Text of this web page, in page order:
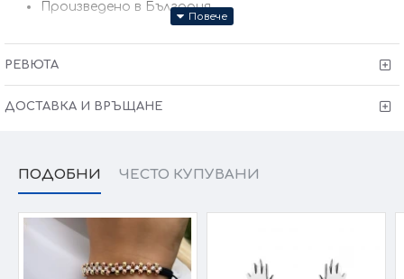
Произведено в България
РЕВЮТА
ДОСТАВКА И ВРЪЩАНЕ
ПОДОБНИ ЧЕСТО КУПУВАНИ